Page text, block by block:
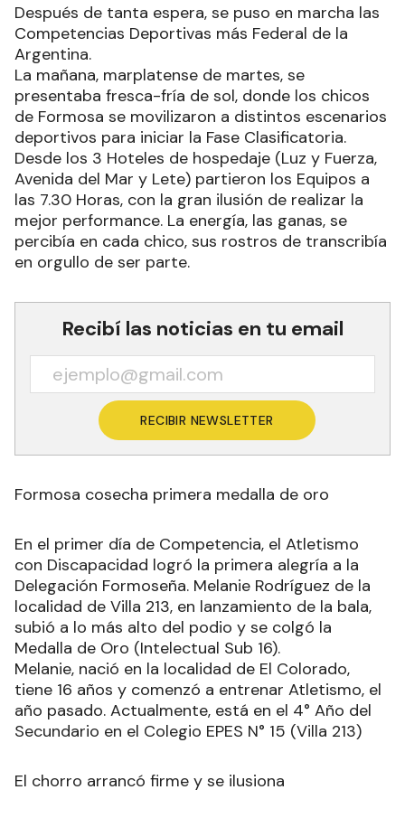
Después de tanta espera, se puso en marcha las
Competencias Deportivas más Federal de la
Argentina.
La mañana, marplatense de martes, se
presentaba fresca-fría de sol, donde los chicos
de Formosa se movilizaron a distintos escenarios
deportivos para iniciar la Fase Clasificatoria.
Desde los 3 Hoteles de hospedaje (Luz y Fuerza,
Avenida del Mar y Lete) partieron los Equipos a
las 7.30 Horas, con la gran ilusión de realizar la
mejor performance. La energía, las ganas, se
percibía en cada chico, sus rostros de transcribía
en orgullo de ser parte.
Recibí las noticias en tu email
RECIBIR NEWSLETTER
Formosa cosecha primera medalla de oro
En el primer día de Competencia, el Atletismo
con Discapacidad logró la primera alegría a la
Delegación Formoseña. Melanie Rodríguez de la
localidad de Villa 213, en lanzamiento de la bala,
subió a lo más alto del podio y se colgó la
Medalla de Oro (Intelectual Sub 16).
Melanie, nació en la localidad de El Colorado,
tiene 16 años y comenzó a entrenar Atletismo, el
año pasado. Actualmente, está en el 4° Año del
Secundario en el Colegio EPES N° 15 (Villa 213)
El chorro arrancó firme y se ilusiona